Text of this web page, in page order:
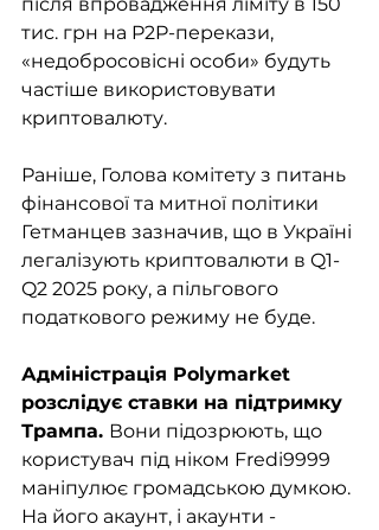
тис. грн на P2P-перекази,
«недобросовісні особи» будуть
частіше використовувати
криптовалюту.
Раніше, Голова комітету з питань
фінансової та митної політики
Гетманцев зазначив, що в Україні
легалізують криптовалюти в Q1-
Q2 2025 року, а пільгового
податкового режиму не буде.
Адміністрація Polymarket
розслідує ставки на підтримку
Трампа. Вони підозрюють, що
користувач під ніком Fredi9999
маніпулює громадською думкою.
На його акаунт, і акаунти -